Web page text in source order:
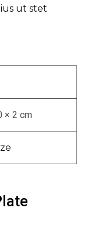
ut stet
× 2 cm